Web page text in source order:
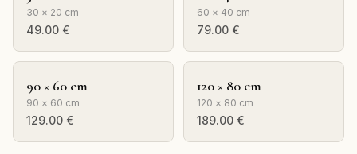
30 × 20 cm
49.00 €
60 × 40 cm
79.00 €
90 × 60 cm
90 × 60 cm
129.00 €
120 × 80 cm
120 × 80 cm
189.00 €